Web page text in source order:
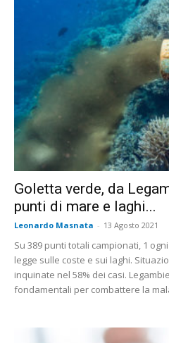
Goletta verde, da
punti di mare e laghi...
Leonardo Masnata - 13 Agosto 2021
Su 389 punti totali campionati, 1
legge sulle coste e sui laghi.
inquinate nel 58% dei casi.
fondamentali per combattere la